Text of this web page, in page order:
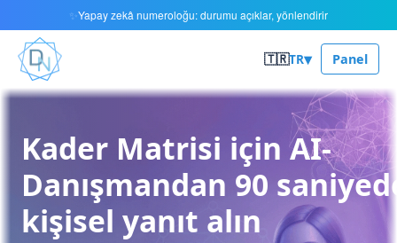
🇹🇷TR▾ Panel
Kader Matrisi için AI-
Danışmandan 90
kişisel yanıt alın
✨Yapay zekâ numeroloğu: durumu açıklar, yönlendirir